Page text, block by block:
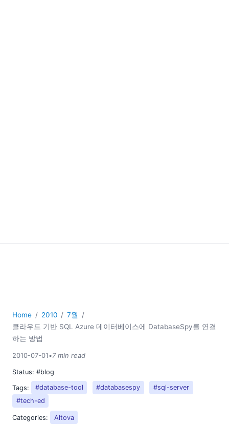
Home 2010
7월
클라우드 기반 SQL Azure 데이터베이스에 DatabaseSpy를 연결
하는 방법
2010-07-01•7 min read
Status: #blog
Tags:
#database-tool #databasespy
#sql-server
#tech-ed
Categories: Altova